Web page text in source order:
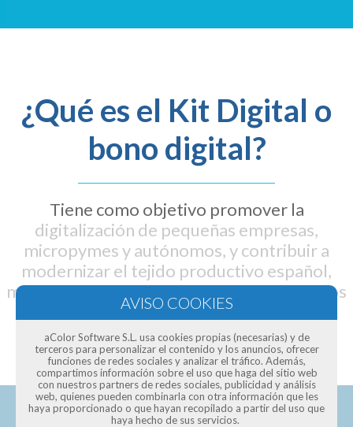
¿Qué es el Kit Digital o
bono digital?
Tiene como objetivo promover la
digitalización de pequeñas empresas,
micropymes y autónomos, y contribuir a
modernizar el tejido productivo español,
mediante un bono digital que oscila entre los
2.000 y 12.000 euros
aColor Software S.L. usa cookies propias (necesarias) y de
terceros para personalizar el contenido y los anuncios, ofrecer
funciones de redes sociales y analizar el tráfico. Además,
compartimos información sobre el uso que haga del sitio web
con nuestros partners de redes sociales, publicidad y análisis
web, quienes pueden combinarla con otra información que les
haya proporcionado o que hayan recopilado a partir del uso que
haya hecho de sus servicios.